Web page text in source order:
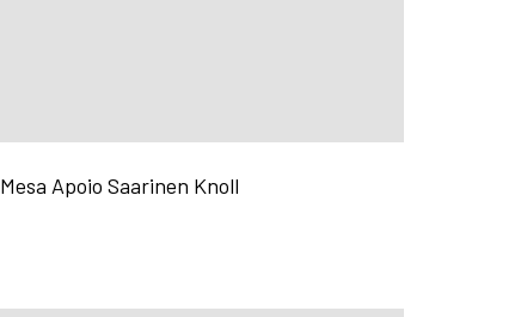
Mesa Apoio Saarinen Knoll